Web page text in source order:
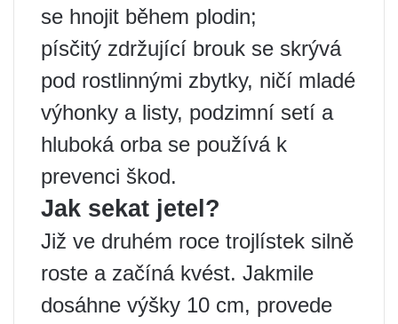
se hnojit během plodin;
písčitý zdržující brouk se skrývá
pod rostlinnými zbytky, ničí mladé
výhonky a listy, podzimní setí a
hluboká orba se používá k
prevenci škod.
Jak sekat jetel?
Již ve druhém roce trojlístek silně
roste a začíná kvést. Jakmile
dosáhne výšky 10 cm, provede